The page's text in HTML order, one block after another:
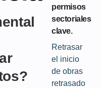
permisos
sectoriales
clave.
Retrasar
el inicio
de obras
retrasado